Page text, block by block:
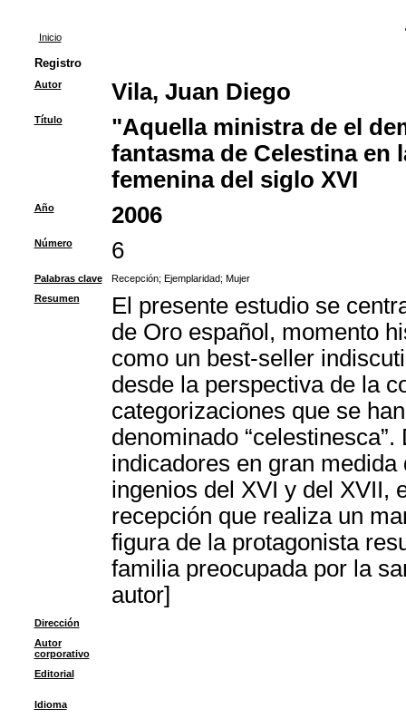
Inicio
Registro
Autor Vila, Juan Diego
Título
"Aquella ministra de el
fantasma de Celestina en
femenina del siglo XVI
Año 2006
Número 6
Palabras clave Recepción; Ejemplaridad; Mujer
Resumen
El presente estudio se
de Oro español, momento
como un best-seller
desde la perspectiva de la
categorizaciones que se
denominado
indicadores en gran
ingenios del XVI y del XVII,
recepción que realiza un
figura de la protagonista
familia preocupada por la
autor]
Dirección
Autor
corporativo
Editorial
Idioma